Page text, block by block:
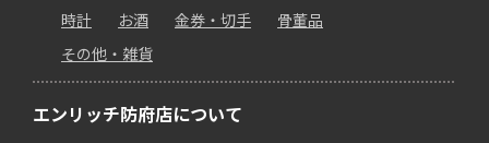
時計
お酒 金券・切手
骨董品
その他・雑貨
エンリッチ防府店について